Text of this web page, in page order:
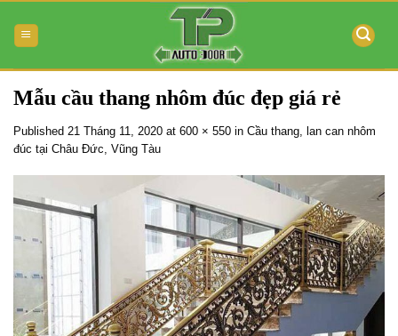
content
Mẫu cầu thang nhôm đúc đẹp giá rẻ
Published 21 Tháng 11, 2020 at 600 × 550 in Cầu thang, lan can nhôm
đúc tại Châu Đức, Vũng Tàu